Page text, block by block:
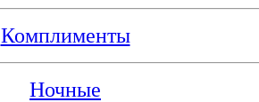
Комплименты
Ночные